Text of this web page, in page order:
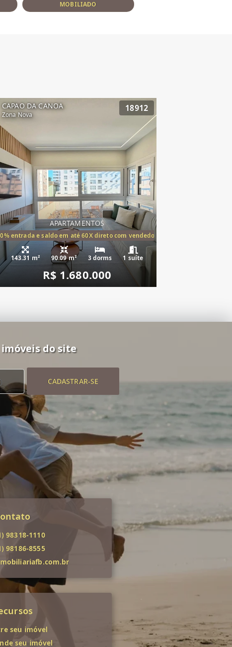
MOBILIADO
CAPAO DA CANOA
Zona Nova
18912
APARTAMENTOS
entrada e saldo em até 60X direto com vendedor
143.31 m² 90.09 m² 3 dorms 1 suíte
R$ 1.680.000
do site
CADASTRAR-SE
98318-1110
98186-8555
seu imóvel
seu imóvel